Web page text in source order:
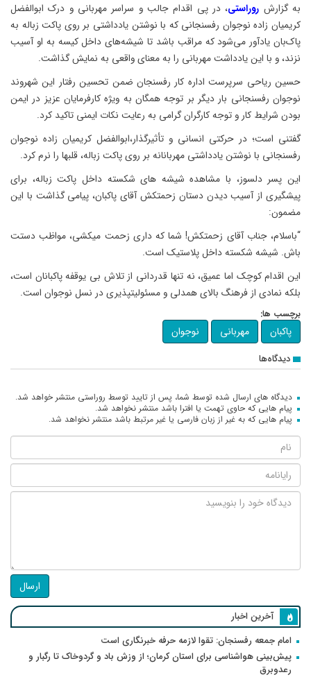
به گزارش روراستی، در پی اقدام جالب و سراسر مهربانی و درک ابوالفضل
کریمیان زاده نوجوان رفسنجانی که با نوشتن یادداشتی بر روی پاکت زباله به
پاک‌بان یادآور می‌شود که مراقب باشد تا شیشه‌های داخل کیسه به او آسیب
نزند، و با این یادداشت مهربانی را به معنای واقعی به نمایش گذاشت.
حسین ریاحی سرپرست اداره کار رفسنجان ضمن تحسین رفتار این شهروند
نوجوان رفسنجانی بار دیگر بر توجه همگان به ویژه کارفرمایان عزیز در ایمن
بودن شرایط کار و توجه کارگران گرامی به رعایت نکات ایمنی تاکید کرد.
گفتنی است؛ در حرکتی انسانی و تأثیرگذار،ابوالفضل کریمیان زاده نوجوان
رفسنجانی با نوشتن یادداشتی مهربانانه بر روی پاکت زباله، قلبها را نرم کرد.
این پسر دلسوز، با مشاهده شیشه های شکسته داخل پاکت زباله، برای
پیشگیری از آسیب دیدن دستان زحمتکش آقای پاکبان، پیامی گذاشت با این
مضمون:
“باسلام، جناب آقای زحمتکش! شما که داری زحمت میکشی، مواظب دستت
باش. شیشه شکسته داخل پلاستیک است.
این اقدام کوچک اما عمیق، نه تنها قدردانی از تلاش بی یوقفه پاکبانان است،
بلکه نمادی از فرهنگ بالای همدلی و مسئولیتپذیری در نسل نوجوان است.
برچسب ها:
پاکبان مهربانی نوجوان
دیدگاه‌ها
دیدگاه های ارسال شده توسط شما، پس از تایید توسط روراستی منتشر خواهد شد.
پیام هایی که حاوی تهمت یا افترا باشد منتشر نخواهد شد.
پیام هایی که به غیر از زبان فارسی یا غیر مرتبط باشد منتشر نخواهد شد.
ارسال
آخرین اخبار
امام جمعه رفسنجان: تقوا لازمه حرفه خبرنگاری است
پیش‌بینی هواشناسی برای استان کرمان؛ از وزش باد و گردوخاک تا رگبار و
رعدوبرق